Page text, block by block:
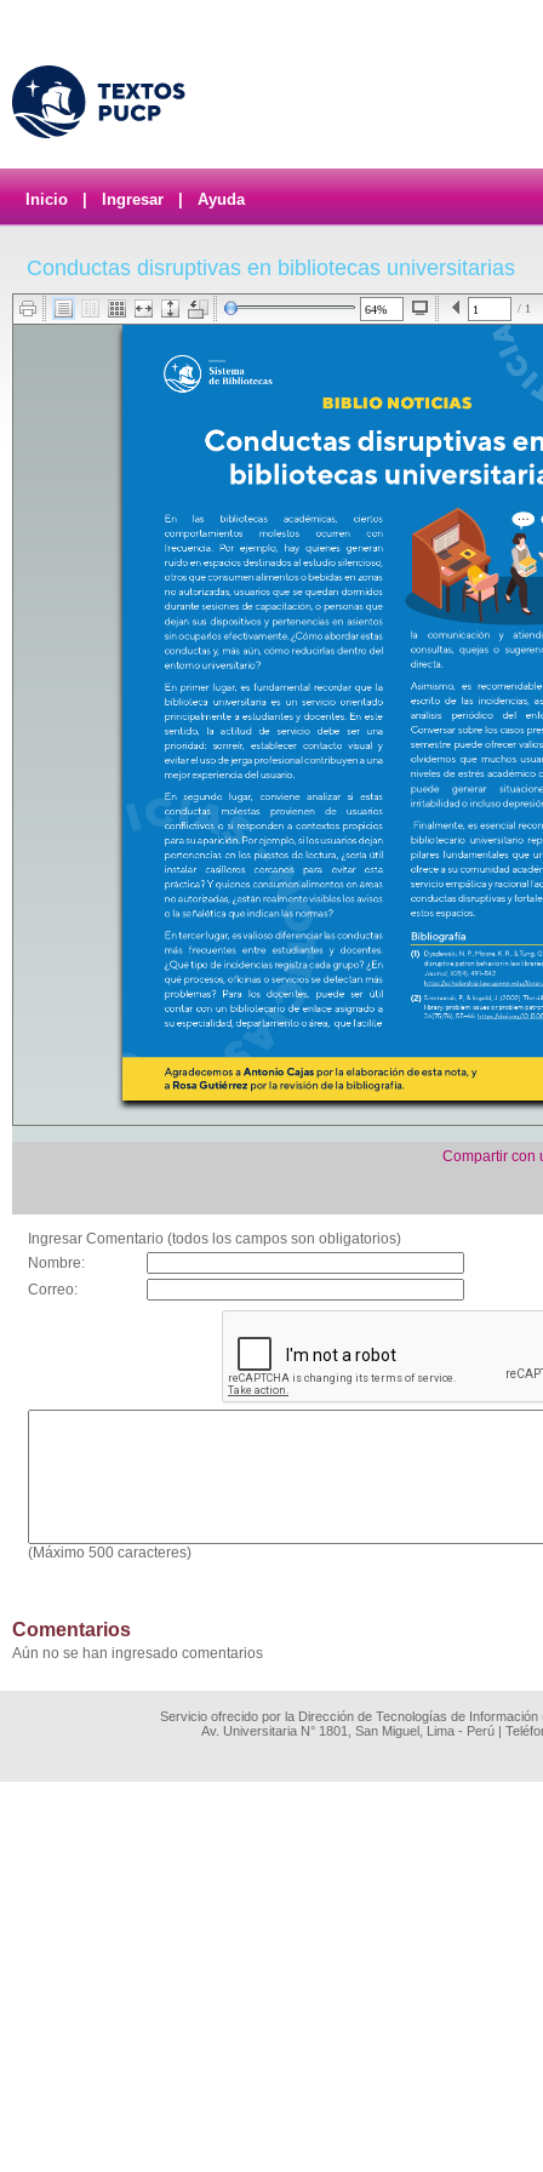
Inicio Ingresar Ayuda
Conductas disruptivas en bibliotecas universitarias
/ 1
Compartir con
Ingresar Comentario (todos los campos son obligatorios)
Nombre:
Correo:
(Máximo 500 caracteres)
Comentarios
Aún no se han ingresado comentarios
Servicio ofrecido por la Dirección de Tecnologías de
Av. Universitaria N° 1801, San Miguel, Lima - Perú |